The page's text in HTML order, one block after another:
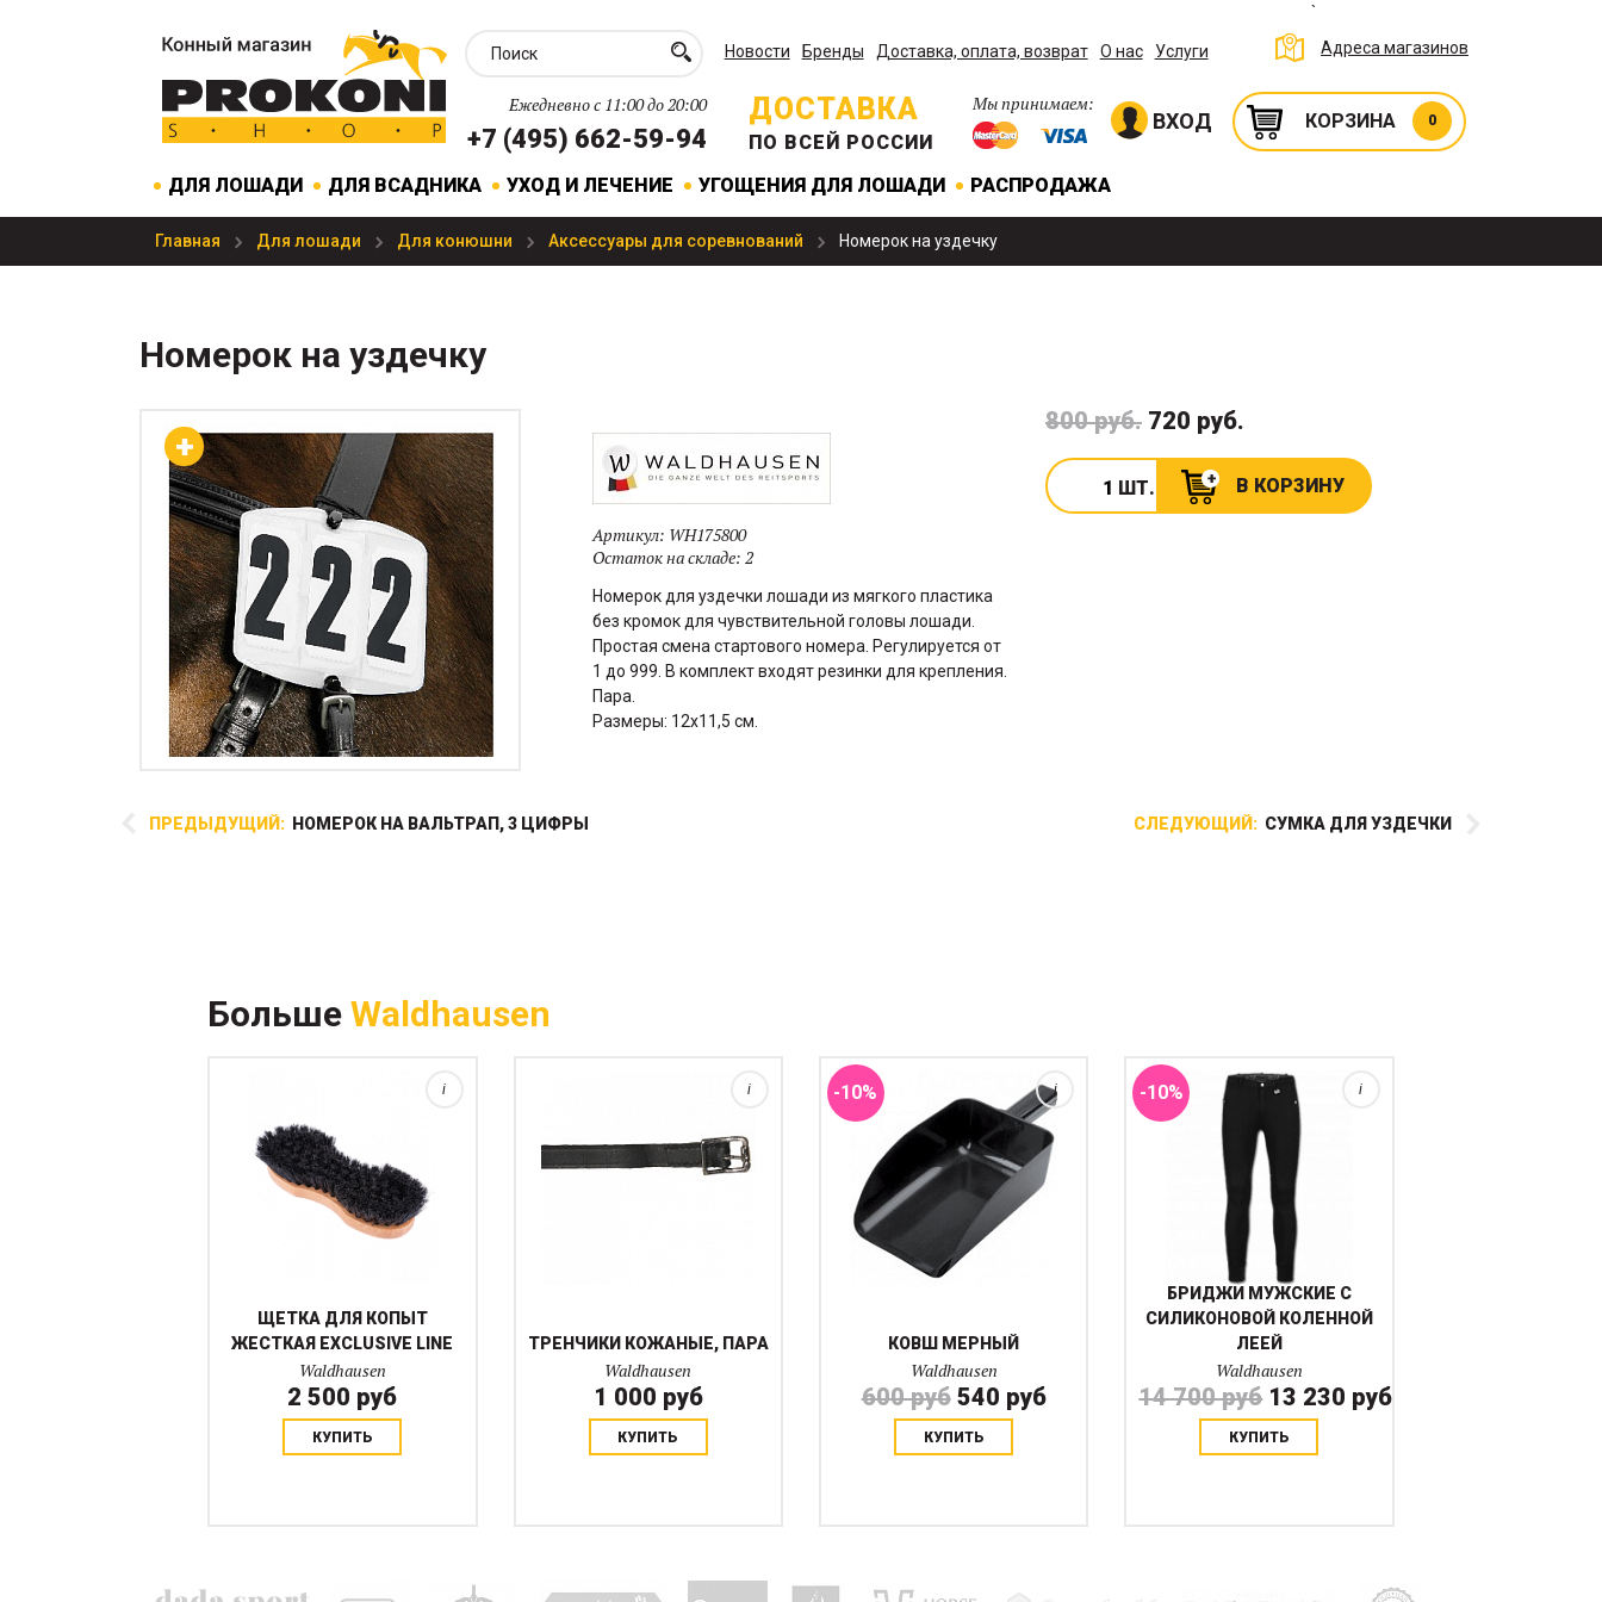
Новости Бренды Доставка, оплата, возврат О нас Услуги
`
Адреса магазинов
Ежедневно с 11:00 до 20:00
+7 (495) 662-59-94
ДОСТАВКА
ПО ВСЕЙ РОССИИ
Мы принимаем:
ВХОД КОРЗИНА 0
ДЛЯ ЛОШАДИ ДЛЯ ВСАДНИКА УХОД И ЛЕЧЕНИЕ УГОЩЕНИЯ ДЛЯ ЛОШАДИ РАСПРОДАЖА
Главная Для лошади Для конюшни Аксессуары для соревнований Номерок на уздечку
Номерок на уздечку
Артикул: WH175800
Остаток на складе: 2
Номерок для уздечки лошади из мягкого пластика
без кромок для чувствительной головы лошади.
Простая смена стартового номера. Регулируется от
1 до 999. В комплект входят резинки для крепления.
Пара.
Размеры: 12x11,5 см.
800 руб. 720 руб.
ШТ. В КОРЗИНУ
ПРЕДЫДУЩИЙ: НОМЕРОК НА ВАЛЬТРАП, 3 ЦИФРЫ СЛЕДУЮЩИЙ: СУМКА ДЛЯ УЗДЕЧКИ
БольшеWaldhausen
а щетку легко отряхнуть.
Деревянную ручку с "талией"
ЩЕТКА ДЛЯ КОПЫТ
ЖЕСТКАЯ EXCLUSIVE LINE
Waldhausen
2 500 руб
КУПИТЬ
i
ТРЕНЧИКИ КОЖАНЫЕ, ПАРА
Waldhausen
1 000 руб
КУПИТЬ
i -10%
КОВШ МЕРНЫЙ
Waldhausen
600 руб 540 руб
КУПИТЬ
i -10%
БРИДЖИ МУЖСКИЕ С
СИЛИКОНОВОЙ КОЛЕННОЙ
ЛЕЕЙ
Waldhausen
14 700 руб 13 230 руб
КУПИТЬ
i